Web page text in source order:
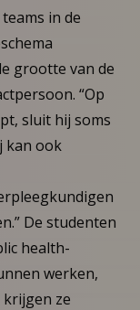
in de
grootte van de
“Op
sluit hij soms
kan ook
De studenten
health-
werken,
ze